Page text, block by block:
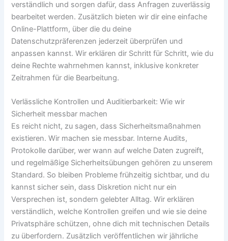
verständlich und sorgen dafür, dass Anfragen zuverlässig
bearbeitet werden. Zusätzlich bieten wir dir eine einfache
Online-Plattform, über die du deine
Datenschutzpräferenzen jederzeit überprüfen und
anpassen kannst. Wir erklären dir Schritt für Schritt, wie du
deine Rechte wahrnehmen kannst, inklusive konkreter
Zeitrahmen für die Bearbeitung.
Verlässliche Kontrollen und Auditierbarkeit: Wie wir
Sicherheit messbar machen
Es reicht nicht, zu sagen, dass Sicherheitsmaßnahmen
existieren. Wir machen sie messbar. Interne Audits,
Protokolle darüber, wer wann auf welche Daten zugreift,
und regelmäßige Sicherheitsübungen gehören zu unserem
Standard. So bleiben Probleme frühzeitig sichtbar, und du
kannst sicher sein, dass Diskretion nicht nur ein
Versprechen ist, sondern gelebter Alltag. Wir erklären
verständlich, welche Kontrollen greifen und wie sie deine
Privatsphäre schützen, ohne dich mit technischen Details
zu überfordern. Zusätzlich veröffentlichen wir jährliche